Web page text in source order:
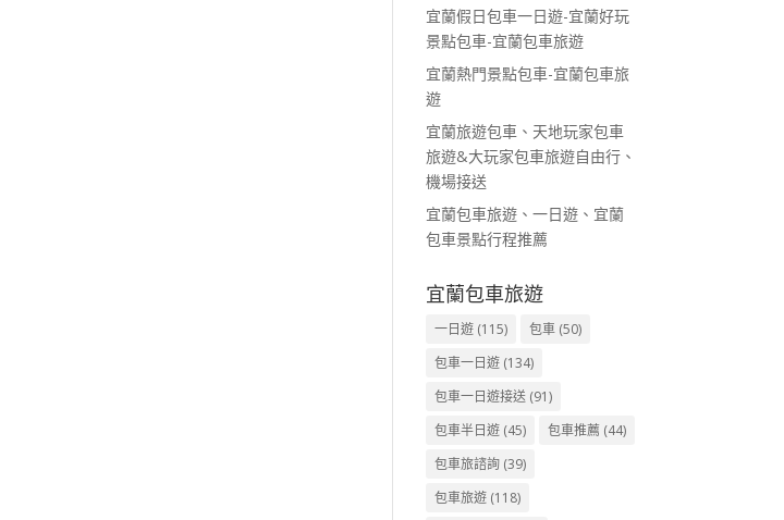
宜蘭假日包車一日遊-宜蘭好玩
景點包車-宜蘭包車旅遊
宜蘭熱門景點包車-宜蘭包車旅
遊
宜蘭旅遊包車、天地玩家包車
旅遊&大玩家包車旅遊自由行、
機場接送
宜蘭包車旅遊、一日遊、宜蘭
包車景點行程推薦
宜蘭包車旅遊
一日遊 (115) 包車 (50)
包車一日遊 (134)
包車一日遊接送 (91)
包車半日遊 (45) 包車推薦 (44)
包車旅諮詢 (39)
包車旅遊 (118)